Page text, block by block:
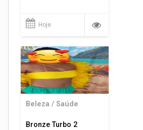
Hoje
Beleza / Saúde
Bronze Turbo 2